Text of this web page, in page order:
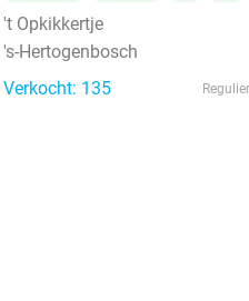
't Opkikkertje
's-Hertogenbosch
Verkocht: 135 Regulier